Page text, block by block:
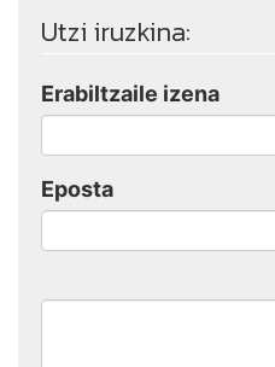
Utzi iruzkina:
Erabiltzaile izena
Eposta